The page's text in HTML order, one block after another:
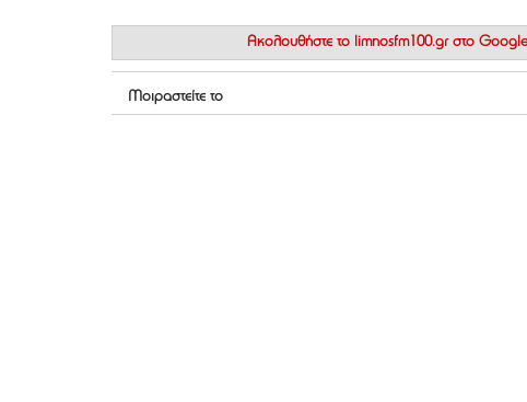
Ακολουθήστε το limnosfm100.gr στο
Μοιραστείτε το